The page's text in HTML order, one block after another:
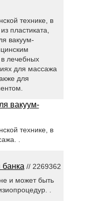
технике, в
пластиката,
вакуум-
лечебных
для массажа
для
вакуум-
технике, в
.
// 2269362
и может быть
.